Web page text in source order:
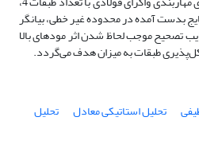
نتایج بدست آمده در محدوده غیر خطی، بیانگر
تصحیح موجب لحاظ شدن اثر مودهای بالا
طبقات به میزان هدف می‌گردد.
تحلیل استاتیکی معادل تحلیل